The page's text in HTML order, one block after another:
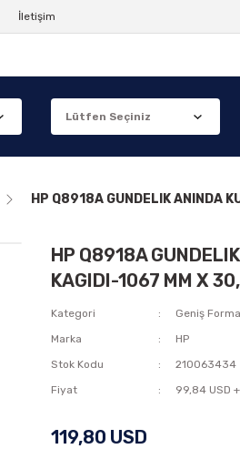
İletişim
HP Q8918A GUNDELIK ANINDA
HP Q8918A
KAGIDI-1067 MM X
Kategori
Geniş
Marka
HP
Stok Kodu
210063434
Fiyat
99,84 USD
119,80 USD